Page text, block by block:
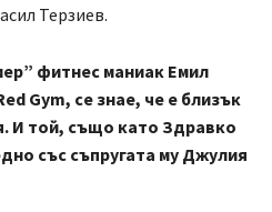
Терзиев.
фитнес маниак Емил
Gym, се знае, че е близък
И той, също като Здравко
със съпругата му Джулия